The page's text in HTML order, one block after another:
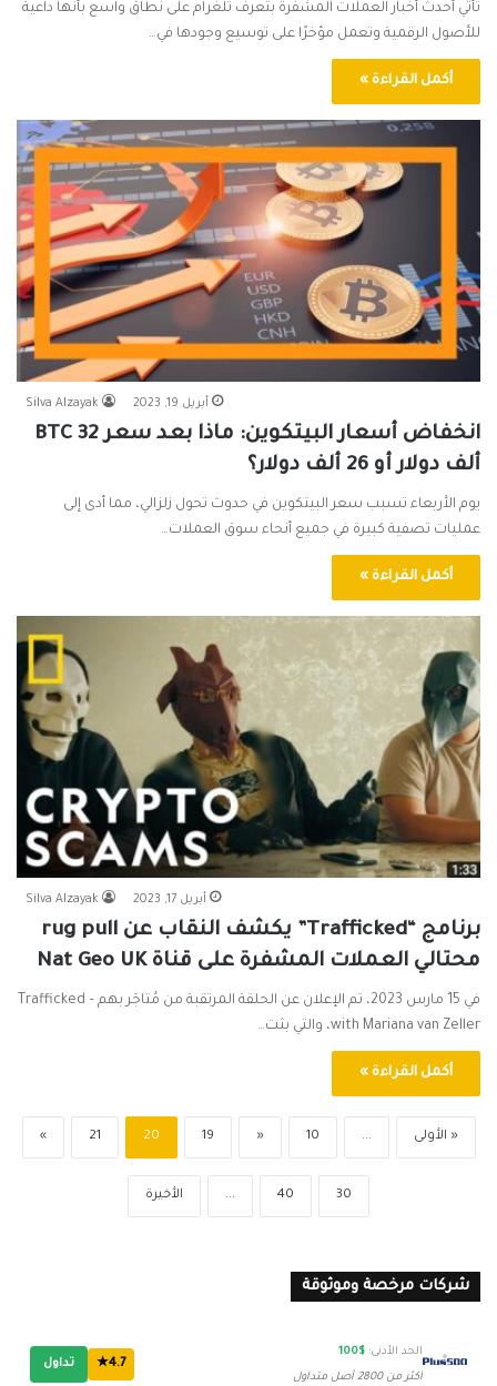
تأتي أحدث أخبار العملات المشفرة بتعرف تلغرام على نطاق واسع بأنها داعية
للأصول الرقمية وتعمل مؤخرًا على توسيع وجودها في…
أكمل القراءة »
Silva Alzayak أبريل 19, 2023
انخفاض أسعار البيتكوين: ماذا بعد سعر BTC 32
ألف دولار أو 26 ألف دولار؟
يوم الأربعاء تسبب سعر البيتكوين في حدوث تحول زلزالي، مما أدى إلى
عمليات تصفية كبيرة في جميع أنحاء سوق العملات…
أكمل القراءة »
Silva Alzayak أبريل 17, 2023
برنامج “Trafficked” يكشف النقاب عن rug pull
محتالي العملات المشفرة على قناة Nat Geo UK
في 15 مارس 2023، تم الإعلان عن الحلقة المرتقبة من مُتاجَر بهم – Trafficked
with Mariana van Zeller، والتي بثت…
أكمل القراءة »
« الأولى ...
10
«
19
20
21
»
30
40
... الأخيرة
شركات مرخصة وموثوقة
الحد الأدنى: $100
أكثر من 2800 أصل متداول
4.7★ تداول